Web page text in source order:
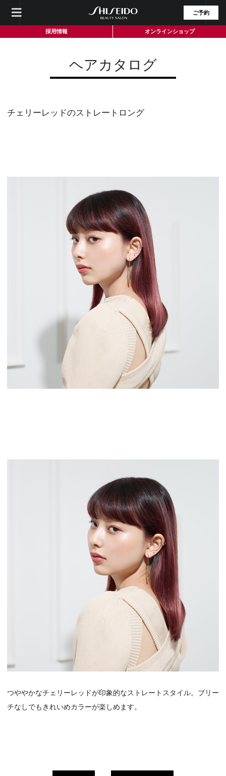
ご予約
採用情報 オンラインショップ
ヘアカタログ
チェリーレッドのストレートロング
つややかなチェリーレッドが印象的なストレートスタイル。ブリー
チなしでもきれいめカラーが楽しめます。